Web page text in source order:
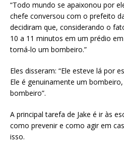
“Todo mundo se apaixonou por
chefe conversou com o prefeito
decidiram que, considerando o
10 a 11 minutos em um prédio
torná-lo um bombeiro.”
Eles disseram: “Ele esteve lá por
Ele é genuinamente um
bombeiro”.
A principal tarefa de Jake é ir às
como prevenir e como agir em
isso.